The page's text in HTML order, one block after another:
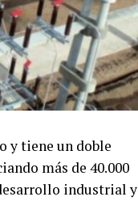
y tiene un doble
más de 40.000
industrial y